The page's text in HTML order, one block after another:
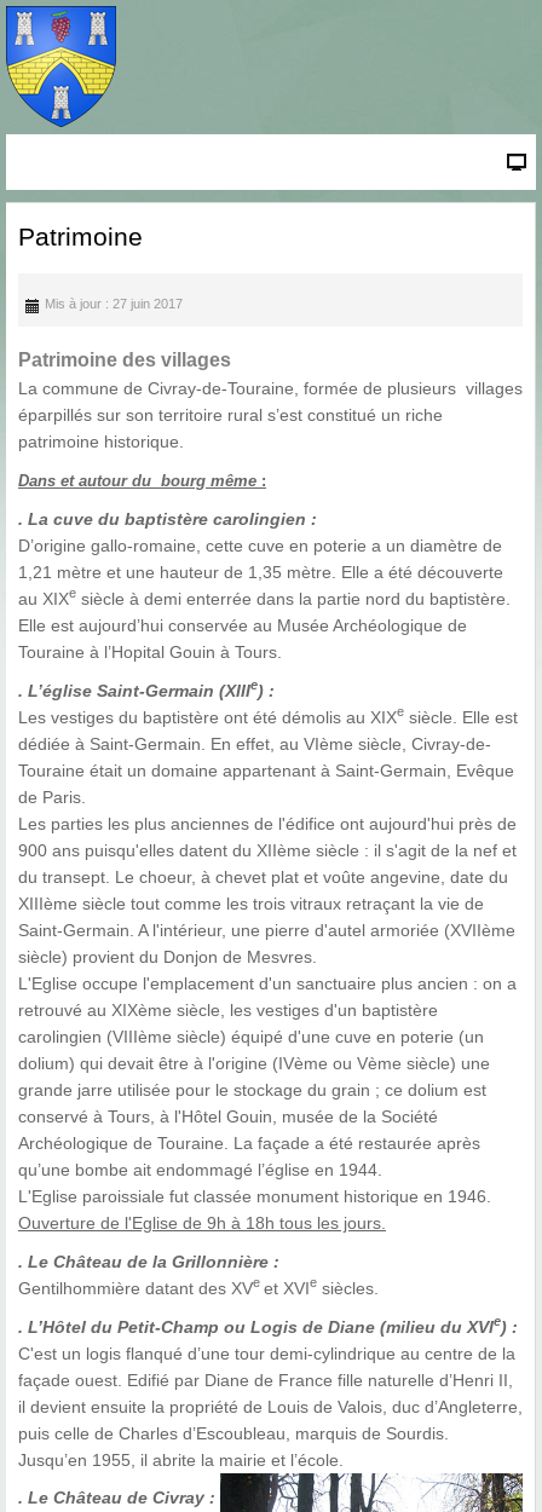
Patrimoine
Mis à jour : 27 juin 2017
Patrimoine des villages
La commune de Civray-de-Touraine, formée de plusieurs villages
éparpillés sur son territoire rural s’est constitué un riche
patrimoine historique.
Dans et autour du bourg même :
. La cuve du baptistère carolingien :
D’origine gallo-romaine, cette cuve en poterie a un diamètre de
1,21 mètre et une hauteur de 1,35 mètre. Elle a été découverte
au XIXe siècle à demi enterrée dans la partie nord du baptistère.
Elle est aujourd’hui conservée au Musée Archéologique de
Touraine à l’Hopital Gouin à Tours.
. L’église Saint-Germain (XIIIe) :
Les vestiges du baptistère ont été démolis au XIXe siècle. Elle est
dédiée à Saint-Germain. En effet, au VIème siècle, Civray-de-
Touraine était un domaine appartenant à Saint-Germain, Evêque
de Paris.
Les parties les plus anciennes de l'édifice ont aujourd'hui près de
900 ans puisqu'elles datent du XIIème siècle : il s'agit de la nef et
du transept. Le choeur, à chevet plat et voûte angevine, date du
XIIIème siècle tout comme les trois vitraux retraçant la vie de
Saint-Germain. A l'intérieur, une pierre d'autel armoriée (XVIIème
siècle) provient du Donjon de Mesvres.
L'Eglise occupe l'emplacement d'un sanctuaire plus ancien : on a
retrouvé au XIXème siècle, les vestiges d'un baptistère
carolingien (VIIIème siècle) équipé d'une cuve en poterie (un
dolium) qui devait être à l'origine (IVème ou Vème siècle) une
grande jarre utilisée pour le stockage du grain ; ce dolium est
conservé à Tours, à l'Hôtel Gouin, musée de la Société
Archéologique de Touraine. La façade a été restaurée après
qu’une bombe ait endommagé l’église en 1944.
L'Eglise paroissiale fut classée monument historique en 1946.
Ouverture de l'Eglise de 9h à 18h tous les jours.
. Le Château de la Grillonnière :
Gentilhommière datant des XVe et XVIe siècles.
. L’Hôtel du Petit-Champ ou Logis de Diane (milieu du XVIe) :
C'est un logis flanqué d’une tour demi-cylindrique au centre de la
façade ouest. Edifié par Diane de France fille naturelle d’Henri II,
il devient ensuite la propriété de Louis de Valois, duc d’Angleterre,
puis celle de Charles d’Escoubleau, marquis de Sourdis.
Jusqu’en 1955, il abrite la mairie et l’école.
. Le Château de Civray :